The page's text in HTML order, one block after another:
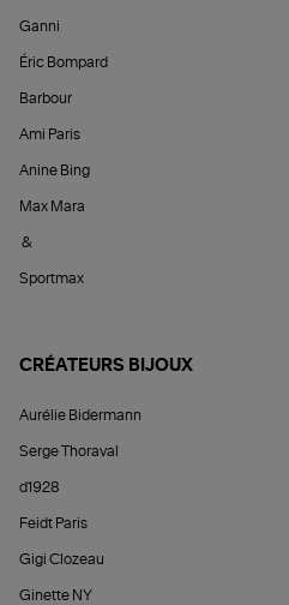
Ganni
Éric Bompard
Barbour
Ami Paris
Anine Bing
Max Mara
&
Sportmax
CRÉATEURS BIJOUX
Aurélie Bidermann
Serge Thoraval
d1928
Feidt Paris
Gigi Clozeau
Ginette NY